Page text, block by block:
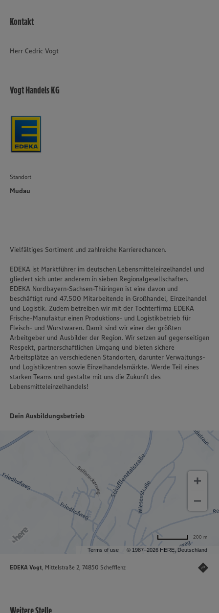
Kontakt
Herr Cedric Vogt
Vogt Handels KG
Standort
Mudau
Vielfältiges Sortiment und zahlreiche Karrierechancen.
EDEKA ist Marktführer im deutschen Lebensmitteleinzelhandel und
gliedert sich unter anderem in sieben Regionalgesellschaften.
EDEKA Nordbayern-Sachsen-Thüringen ist eine davon und
beschäftigt rund 47.500 Mitarbeitende in Großhandel, Einzelhandel
und Logistik. Zudem betreiben wir mit der Tochterfirma EDEKA
Frische-Manufaktur einen Produktions- und Logistikbetrieb für
Fleisch- und Wurstwaren. Damit sind wir einer der größten
Arbeitgeber und Ausbilder der Region. Wir setzen auf gegenseitigen
Respekt, partnerschaftlichen Umgang und bieten sichere
Arbeitsplätze an verschiedenen Standorten, darunter Verwaltungs-
und Logistikzentren sowie Einzelhandelsmärkte. Werde Teil eines
starken Teams und gestalte mit uns die Zukunft des
Lebensmitteleinzelhandels!
Dein Ausbildungsbetrieb
Terms of use © 1987–2026 HERE, Deutschland
200 m
EDEKA Vogt, Mittelstraße 2, 74850 Schefflenz